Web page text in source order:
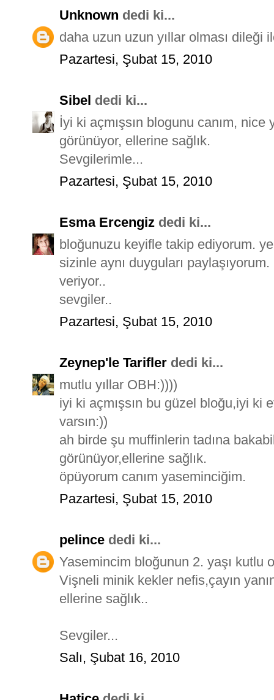
Unknown dedi ki...
daha uzun uzun yıllar olması dileği
Pazartesi, Şubat 15, 2010
Sibel dedi ki...
İyi ki açmışsın blogunu canım,
görünüyor, ellerine sağlık.
Sevgilerimle...
Pazartesi, Şubat 15, 2010
Esma Ercengiz dedi ki...
bloğunuzu keyifle takip ediyorum.
sizinle aynı duyguları
veriyor..
sevgiler..
Pazartesi, Şubat 15, 2010
Zeynep'le Tarifler dedi ki...
mutlu yıllar OBH:))))
iyi ki açmışsın bu güzel bloğu,iyi ki
varsın:))
ah birde şu muffinlerin tadına
görünüyor,ellerine sağlık.
öpüyorum canım yaseminciğim.
Pazartesi, Şubat 15, 2010
pelince dedi ki...
Yasemincim bloğunun 2. yaşı kutlu
Vişneli minik kekler nefis,çayın
ellerine sağlık..
Sevgiler...
Salı, Şubat 16, 2010